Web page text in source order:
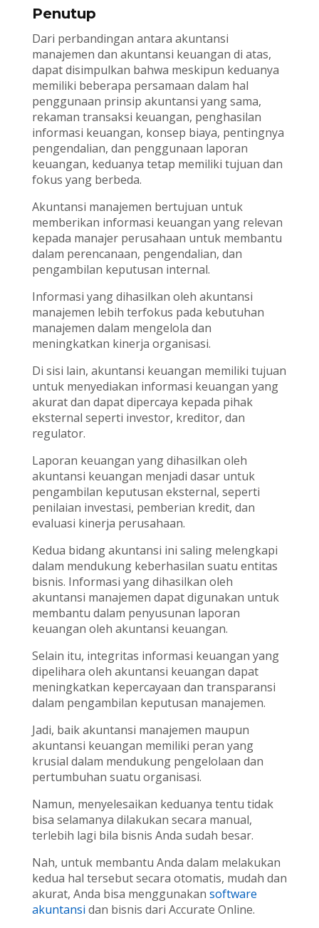
Penutup
Dari perbandingan antara akuntansi
manajemen dan akuntansi keuangan di atas,
dapat disimpulkan bahwa meskipun keduanya
memiliki beberapa persamaan dalam hal
penggunaan prinsip akuntansi yang sama,
rekaman transaksi keuangan, penghasilan
informasi keuangan, konsep biaya, pentingnya
pengendalian, dan penggunaan laporan
keuangan, keduanya tetap memiliki tujuan dan
fokus yang berbeda.
Akuntansi manajemen bertujuan untuk
memberikan informasi keuangan yang relevan
kepada manajer perusahaan untuk membantu
dalam perencanaan, pengendalian, dan
pengambilan keputusan internal.
Informasi yang dihasilkan oleh akuntansi
manajemen lebih terfokus pada kebutuhan
manajemen dalam mengelola dan
meningkatkan kinerja organisasi.
Di sisi lain, akuntansi keuangan memiliki tujuan
untuk menyediakan informasi keuangan yang
akurat dan dapat dipercaya kepada pihak
eksternal seperti investor, kreditor, dan
regulator.
Laporan keuangan yang dihasilkan oleh
akuntansi keuangan menjadi dasar untuk
pengambilan keputusan eksternal, seperti
penilaian investasi, pemberian kredit, dan
evaluasi kinerja perusahaan.
Kedua bidang akuntansi ini saling melengkapi
dalam mendukung keberhasilan suatu entitas
bisnis. Informasi yang dihasilkan oleh
akuntansi manajemen dapat digunakan untuk
membantu dalam penyusunan laporan
keuangan oleh akuntansi keuangan.
Selain itu, integritas informasi keuangan yang
dipelihara oleh akuntansi keuangan dapat
meningkatkan kepercayaan dan transparansi
dalam pengambilan keputusan manajemen.
Jadi, baik akuntansi manajemen maupun
akuntansi keuangan memiliki peran yang
krusial dalam mendukung pengelolaan dan
pertumbuhan suatu organisasi.
Namun, menyelesaikan keduanya tentu tidak
bisa selamanya dilakukan secara manual,
terlebih lagi bila bisnis Anda sudah besar.
Nah, untuk membantu Anda dalam melakukan
kedua hal tersebut secara otomatis, mudah dan
akurat, Anda bisa menggunakan software
akuntansi dan bisnis dari Accurate Online.